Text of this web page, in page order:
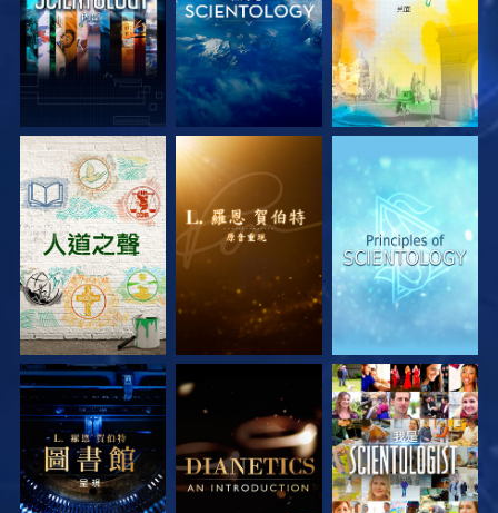
探索系列節目 探索系列節目 探索系列節目
探索系列節目 探索系列節目 觀看